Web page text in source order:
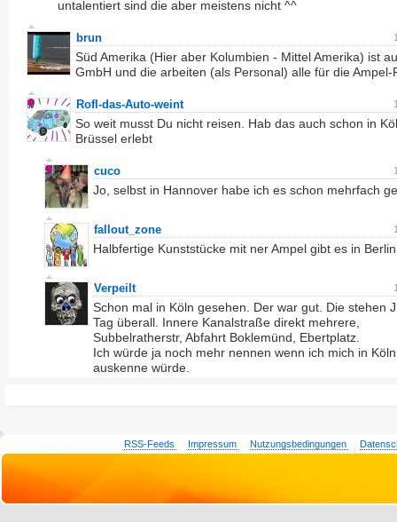
untalentiert sind die aber meistens nicht ^^
brun
Süd Amerika (Hier aber Kolumbien - Mittel Amerika) ist
GmbH und die arbeiten (als Personal) alle für die Ampel-
Rofl-das-Auto-weint
So weit musst Du nicht reisen. Hab das auch schon in
Brüssel erlebt
cuco
Jo, selbst in Hannover habe ich es schon mehrfach
fallout_zone
Halbfertige Kunststücke mit ner Ampel gibt es in
Verpeilt
Schon mal in Köln gesehen. Der war gut. Die stehen
Tag überall. Innere Kanalstraße direkt mehrere,
Subbelratherstr, Abfahrt Boklemünd, Ebertplatz.
Ich würde ja noch mehr nennen wenn ich mich in
auskenne würde.
RSS-Feeds Impressum Nutzungsbedingungen